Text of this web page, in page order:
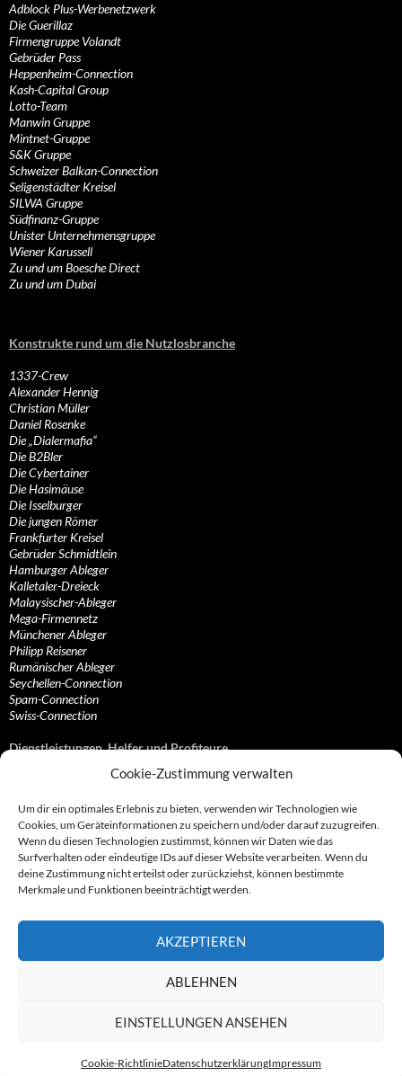
Cookie-Zustimmung verwalten
Um dir ein optimales Erlebnis zu bieten, verwenden wir Technologien wie
Cookies, um Geräteinformationen zu speichern und/oder darauf zuzugreifen.
Wenn du diesen Technologien zustimmst, können wir Daten wie das
Surfverhalten oder eindeutige IDs auf dieser Website verarbeiten. Wenn du
deine Zustimmung nicht erteilst oder zurückziehst, können bestimmte
Merkmale und Funktionen beeinträchtigt werden.
AKZEPTIEREN
ABLEHNEN
EINSTELLUNGEN ANSEHEN
Cookie-RichtlinieDatenschutzerklärungImpressum
Adblock Plus-Werbenetzwerk
Die Guerillaz
Firmengruppe Volandt
Gebrüder Pass
Heppenheim-Connection
Kash-Capital Group
Lotto-Team
Manwin Gruppe
Mintnet-Gruppe
S&K Gruppe
Schweizer Balkan-Connection
Seligenstädter Kreisel
SILWA Gruppe
Südfinanz-Gruppe
Unister Unternehmensgruppe
Wiener Karussell
Zu und um Boesche Direct
Zu und um Dubai
Konstrukte rund um die Nutzlosbranche
1337-Crew
Alexander Hennig
Christian Müller
Daniel Rosenke
Die „Dialermafia“
Die B2Bler
Die Cybertainer
Die Hasimäuse
Die Isselburger
Die jungen Römer
Frankfurter Kreisel
Gebrüder Schmidtlein
Hamburger Ableger
Kalletaler-Dreieck
Malaysischer-Ableger
Mega-Firmennetz
Münchener Ableger
Philipp Reisener
Rumänischer Ableger
Seychellen-Connection
Spam-Connection
Swiss-Connection
Dienstleistungen, Helfer und Profiteure
Anonymisierungsdienste, VPN- und Web-Proxy…
Bezahlsysteme, Finanzdienstleister und…
Bürodienstleister, Firmengründer- und/oder…
Datenhändler, Adressbroker und zielgerichtetes…
Hosting, Routing, Provider, Domain-, Web- und…
Inkasso, Forderungsmanagement und eintreibende…
Spieleanbieter, Online- und Browsergames
Partnerprogramme, Vertriebskanäle- und…
Telekommunikationsdienstleister, Internet…
Vereine, Verbände, Vereinigungen und Lobbyisten
Web-Rotlichtbezirk, Erotik- und XXX-Anbieter
Sonstige Dienstleister, Profiteure und Kooperationen
© 2007 - 2026 by Abzocknews.de